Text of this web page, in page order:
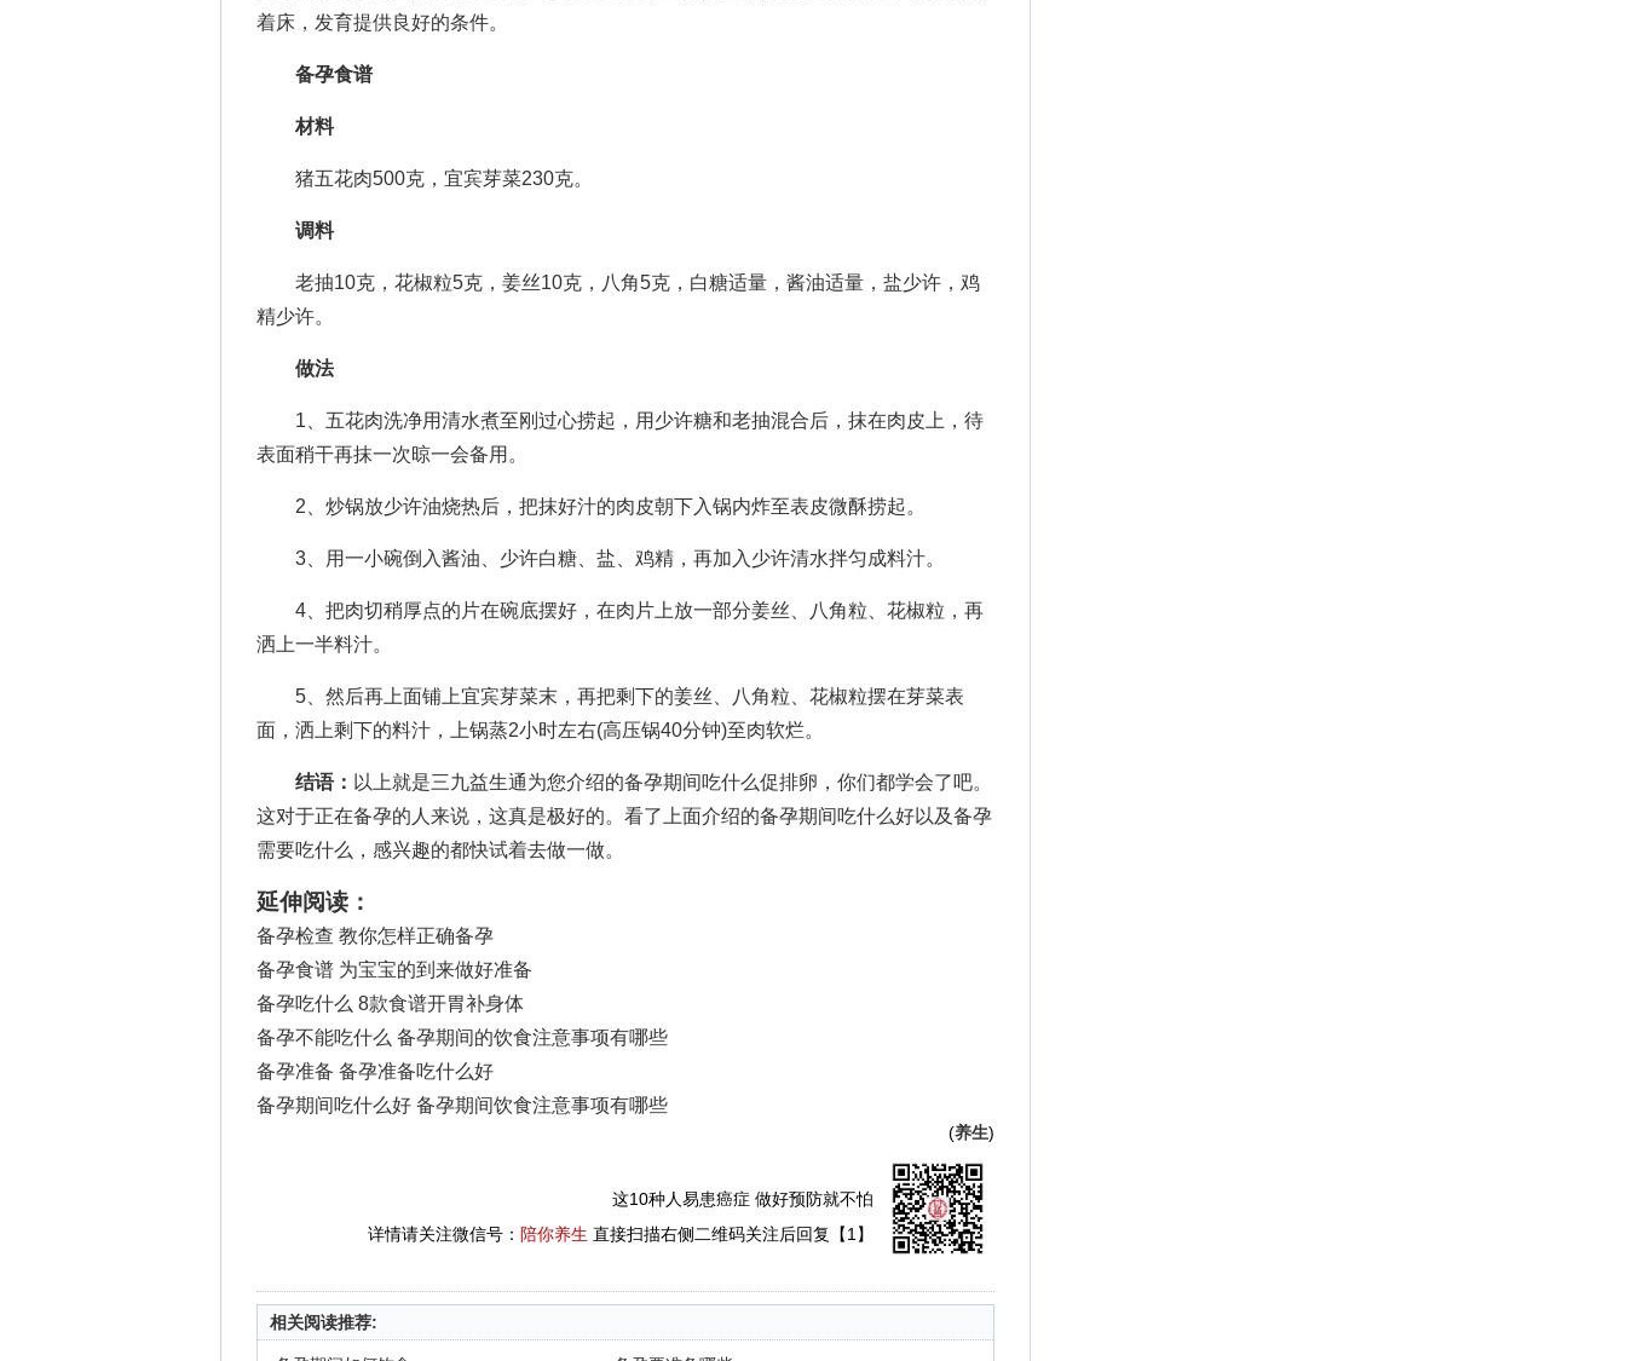
着床，发育提供良好的条件。
备孕食谱
材料
猪五花肉500克，宜宾芽菜230克。
调料
老抽10克，花椒粒5克，姜丝10克，八角5克，白糖适量，酱油适量，盐少许，鸡
精少许。
做法
1、五花肉洗净用清水煮至刚过心捞起，用少许糖和老抽混合后，抹在肉皮上，待
表面稍干再抹一次晾一会备用。
2、炒锅放少许油烧热后，把抹好汁的肉皮朝下入锅内炸至表皮微酥捞起。
3、用一小碗倒入酱油、少许白糖、盐、鸡精，再加入少许清水拌匀成料汁。
4、把肉切稍厚点的片在碗底摆好，在肉片上放一部分姜丝、八角粒、花椒粒，再
洒上一半料汁。
5、然后再上面铺上宜宾芽菜末，再把剩下的姜丝、八角粒、花椒粒摆在芽菜表
面，洒上剩下的料汁，上锅蒸2小时左右(高压锅40分钟)至肉软烂。
结语： 以上就是三九益生通为您介绍的备孕期间吃什么促排卵，你们都学会了吧。
这对于正在备孕的人来说，这真是极好的。看了上面介绍的备孕期间吃什么好以及备孕
需要吃什么，感兴趣的都快试着去做一做。
延伸阅读：
备孕检查 教你怎样正确备孕
备孕食谱 为宝宝的到来做好准备
备孕吃什么 8款食谱开胃补身体
备孕不能吃什么 备孕期间的饮食注意事项有哪些
备孕准备 备孕准备吃什么好
备孕期间吃什么好 备孕期间饮食注意事项有哪些
(养生)
这10种人易患癌症 做好预防就不怕
详情请关注微信号： 陪你养生 直接扫描右侧二维码关注后回复【1】
相关阅读推荐: